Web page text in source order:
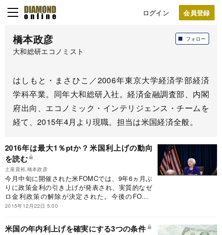
ログイン
フォロー
橋本政彦
大和総研エコノミスト
はしもと・まさひこ／2006年東京大学経済学部経済
学科卒業。同年大和総研入社。経済金融調査部、内閣
府出向、エコノミック・インテリジェンス・チームを
経て、2015年4月より現職。担当は米国経済全般。
2016年は最大1％ptか？米国利上げの動向
を読む
土屋貴裕,橋本政彦
今月中旬に開催された米FOMCでは、9年6ヵ月ぶ
りに政策金利の引き上げが発表され、実質的なゼ
ロ金利政策の解除が決定された。今後のFOMC
で、利上げはどのように進められるのか。経済や
読む。
2015年12月22日 5:00
米国の年内利上げを確実にする3つの条件